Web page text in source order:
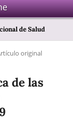
de Salud
original
de las